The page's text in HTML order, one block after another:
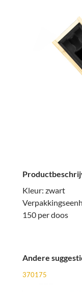
Kleur: zwart
150 per doos
Andere
370175